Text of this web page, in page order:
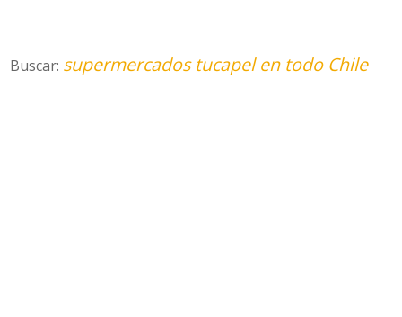
Buscar: supermercados tucapel en todo Chile